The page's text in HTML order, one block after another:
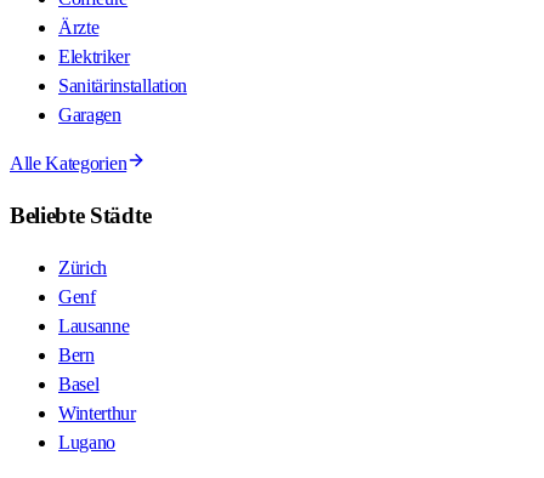
Ärzte
Elektriker
Sanitärinstallation
Garagen
Alle Kategorien
Beliebte Städte
Zürich
Genf
Lausanne
Bern
Basel
Winterthur
Lugano